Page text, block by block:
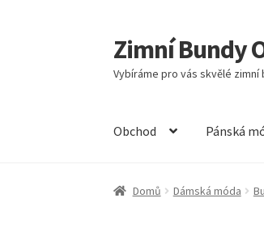
Přeskočit
na
navigaci
Přejít
k
obsahu
Zimní Bundy
Vybíráme pro vás skvělé
Obchod Pánská
Domů Dámská móda